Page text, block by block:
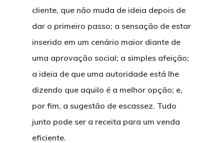
cliente, que não muda de ideia depois de
dar o primeiro passo; a sensação de estar
inserido em um cenário maior diante de
uma aprovação social; a simples afeição;
a ideia de que uma autoridade está lhe
dizendo que aquilo é a melhor opção; e,
por fim, a sugestão de escassez. Tudo
junto pode ser a receita para um venda
eficiente.